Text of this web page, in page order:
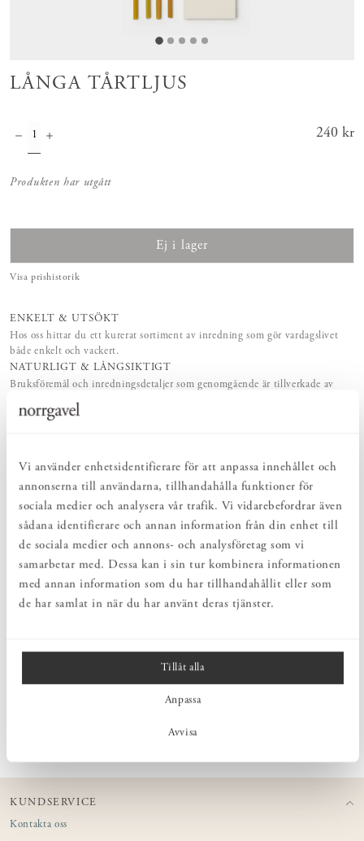
Vi använder enhetsidentifierare för att anpassa innehållet och
annonserna till användarna, tillhandahålla funktioner för
sociala medier och analysera vår trafik. Vi vidarebefordrar även
sådana identifierare och annan information från din enhet till
de sociala medier och annons- och analysföretag som vi
samarbetar med. Dessa kan i sin tur kombinera informationen
med annan information som du har tillhandahållit eller som
de har samlat in när du har använt deras tjänster.
Tillåt alla
Anpassa
Avvisa
LÅNGA TÅRTLJUS
Pris :
240 kr
Produkten har utgått
Ej i lager
Visa prishistorik
ENKELT & UTSÖKT
Hos oss hittar du ett kurerat sortiment av inredning som gör vardagslivet
både enkelt och vackert.
NATURLIGT & LÅNGSIKTIGT
Bruksföremål och inredningsdetaljer som genomgående är tillverkade av
hållbara naturmaterial.
Handgjorda ljus av rent bivax med vackert flerfärgade
Ljusen tillverkas i Litauen av bivax från lokala biodlare och är helt
naturliga och giftfria – inga artificiella färger eller dofter tillsätts.
Som ett naturligt material kan bivaxet variera i nyans från ljust gul
till djupare bruna toner. Dessutom kan färgen förändras något över
och jämnt, utan att droppa, så länge de placeras rakt och i en stilla
miljö utan drag.
KUNDSERVICE
Kontakta oss